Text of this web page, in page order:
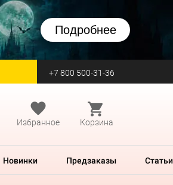
Подробнее
на Zvezda +7 800 500-31-36
Избранное Корзина
Новинки Предзаказы Статьи